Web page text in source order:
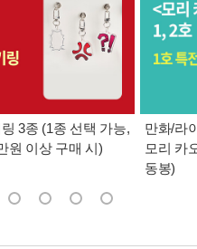
3종 (1종 선택 가능,
원 이상 구매 시)
만화/라
모리 카
동봉)